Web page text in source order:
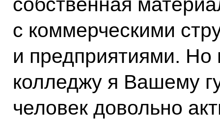
с коммерческими
и предприятиями.
колледжу я Вашему
человек довольно